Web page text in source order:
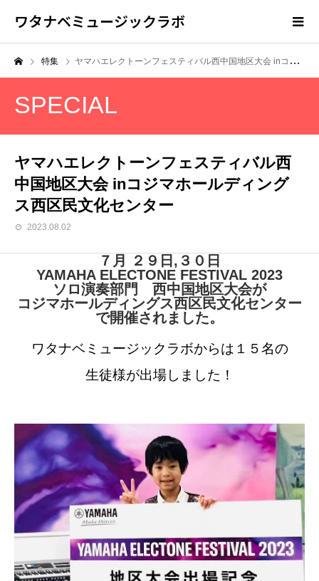
ワタナベミュージックラボ
特集 ヤマハエレクトーンフェスティバル西中国地区大会 inコジマホールディングス西区民文化センター
SPECIAL
ヤマハエレクトーンフェスティバル西
中国地区大会 inコジマホールディング
ス西区民文化センター
2023.08.02
７月 ２９日,３０日
YAMAHA ELECTONE FESTIVAL 2023
ソロ演奏部門 西中国地区大会が
コジマホールディングス西区民文化センター
で開催されました。
ワタナベミュージックラボからは１５名の
生徒様が出場しました！